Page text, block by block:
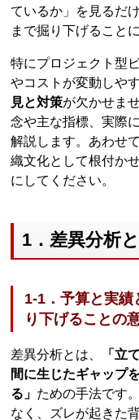
ているか」を見るだ
まで掘り下げること
特にプロジェクト型
やコストが変動しや
見と対策が欠かせま
念や主な指標、実際
解説します。あわせ
織文化として根付か
にしてください。
1．差異分析
1-1．予算と実
り下げることの
差異分析とは、
「立
間に生じたギャップ
る」 ための手法です
なく、ズレが起きた